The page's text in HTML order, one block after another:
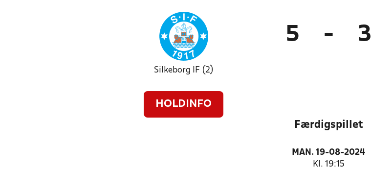
Silkeborg IF (2)
HOLDINFO
5 - 3
Færdigspillet
MAN. 19-08-2024
Kl. 19:15